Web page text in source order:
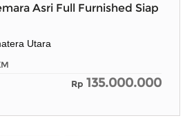
Asri Full Furnished Siap
Utara
Rp 135.000.000